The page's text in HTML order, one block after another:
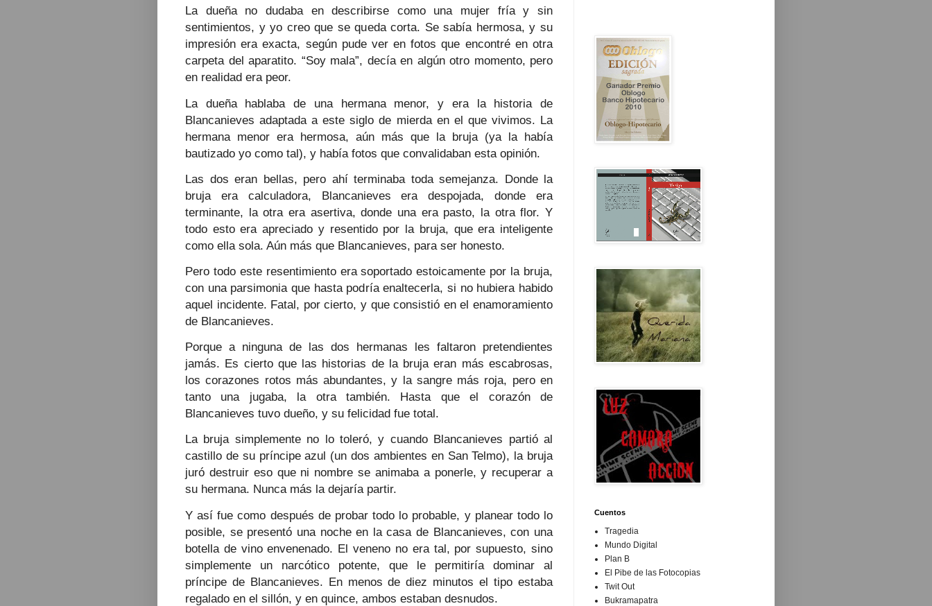
La dueña no dudaba en describirse como una mujer fría y sin
sentimientos, y yo creo que se queda corta. Se sabía hermosa, y su
impresión era exacta, según pude ver en fotos que encontré en otra
carpeta del aparatito. “Soy mala”, decía en algún otro momento, pero
en realidad era peor.
La dueña hablaba de una hermana menor, y era la historia de
Blancanieves adaptada a este siglo de mierda en el que vivimos. La
hermana menor era hermosa, aún más que la bruja (ya la había
bautizado yo como tal), y había fotos que convalidaban esta opinión.
Las dos eran bellas, pero ahí terminaba toda semejanza. Donde la
bruja era calculadora, Blancanieves era despojada, donde era
terminante, la otra era asertiva, donde una era pasto, la otra flor. Y
todo esto era apreciado y resentido por la bruja, que era inteligente
como ella sola. Aún más que Blancanieves, para ser honesto.
Pero todo este resentimiento era soportado estoicamente por la bruja,
con una parsimonia que hasta podría enaltecerla, si no hubiera habido
aquel incidente. Fatal, por cierto, y que consistió en el enamoramiento
de Blancanieves.
Porque a ninguna de las dos hermanas les faltaron pretendientes
jamás. Es cierto que las historias de la bruja eran más escabrosas,
los corazones rotos más abundantes, y la sangre más roja, pero en
tanto una jugaba, la otra también. Hasta que el corazón de
Blancanieves tuvo dueño, y su felicidad fue total.
La bruja simplemente no lo toleró, y cuando Blancanieves partió al
castillo de su príncipe azul (un dos ambientes en San Telmo), la bruja
juró destruir eso que ni nombre se animaba a ponerle, y recuperar a
su hermana. Nunca más la dejaría partir.
Y así fue como después de probar todo lo probable, y planear todo lo
posible, se presentó una noche en la casa de Blancanieves, con una
botella de vino envenenado. El veneno no era tal, por supuesto, sino
simplemente un narcótico potente, que le permitiría dominar al
príncipe de Blancanieves. En menos de diez minutos el tipo estaba
regalado en el sillón, y en quince, ambos estaban desnudos.
Cuentos
Tragedia
Mundo Digital
Plan B
El Pibe de las Fotocopias
Twit Out
Bukramapatra